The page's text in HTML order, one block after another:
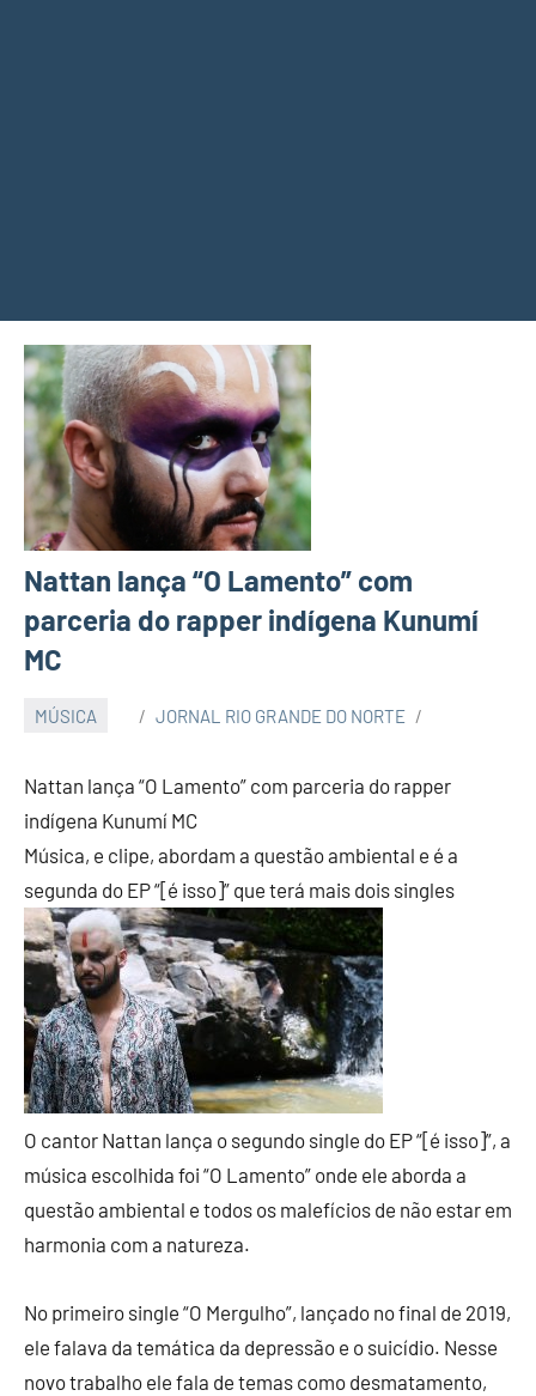
Nattan lança “O Lamento” com
parceria do rapper indígena Kunumí
MC
MÚSICA JORNAL RIO GRANDE DO NORTE
Nattan lança “O Lamento” com parceria do rapper
indígena Kunumí MC
Música, e clipe, abordam a questão ambiental e é a
segunda do EP “[é isso]” que terá mais dois singles
O cantor Nattan lança o segundo single do EP “[é isso]”, a
música escolhida foi “O Lamento” onde ele aborda a
questão ambiental e todos os malefícios de não estar em
harmonia com a natureza.
No primeiro single “O Mergulho”, lançado no final de 2019,
ele falava da temática da depressão e o suicídio. Nesse
novo trabalho ele fala de temas como desmatamento,